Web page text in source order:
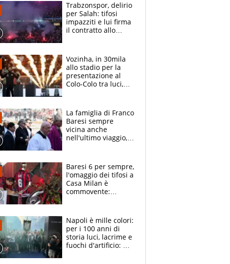
Trabzonspor, delirio
per Salah: tifosi
impazziti e lui firma
il contratto allo
Vozinha, in 30mila
allo stadio per la
presentazione al
Colo-Colo tra luci,
La famiglia di Franco
Baresi sempre
vicina anche
nell'ultimo viaggio,
circondati
dall'affetto dei tifosi
Baresi 6 per sempre,
l'omaggio dei tifosi a
Casa Milan è
commovente:
bigliettini
Napoli è mille colori:
per i 100 anni di
storia luci, lacrime e
fuochi d'artificio: De